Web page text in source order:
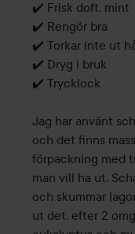
✔️ Frisk doft, mint
✔️ Rengör bra
✔️ Torkar inte ut
✔️ Dryg i bruk
✔️ Trycklock
Jag har använt
och det finns
förpackning med
man vill ha ut.
och skummar
ut det, efter 2